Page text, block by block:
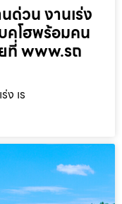
ด่วน งานเร่ง
คโฮพร้อมคน
ที่ www.รถ
ง เร